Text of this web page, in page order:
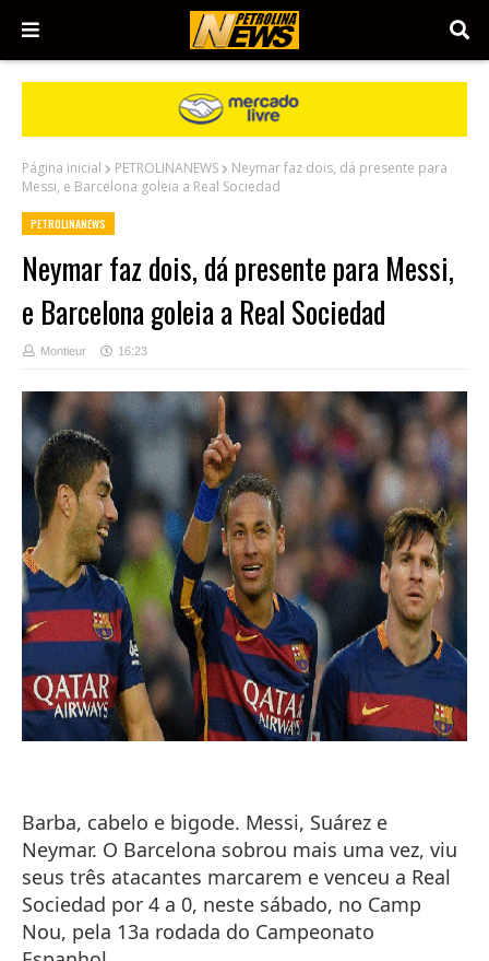
Página inicial PETROLINANEWS
Neymar faz dois, dá presente para
Messi, e Barcelona goleia a Real Sociedad
PETROLINANEWS
Neymar faz dois, dá presente para Messi,
e Barcelona goleia a Real Sociedad
Montieur 16:23
Barba, cabelo e bigode. Messi, Suárez e
Neymar. O Barcelona sobrou mais uma vez, viu
seus três atacantes marcarem e venceu a Real
Sociedad por 4 a 0, neste sábado, no Camp
Nou, pela 13a rodada do Campeonato